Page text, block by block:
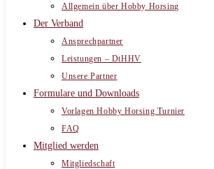
Allgemein über Hobby Horsing
Der Verband
Ansprechpartner
Leistungen – DtHHV
Unsere Partner
Formulare und Downloads
Vorlagen Hobby Horsing Turnier
FAQ
Mitglied werden
Mitgliedschaft